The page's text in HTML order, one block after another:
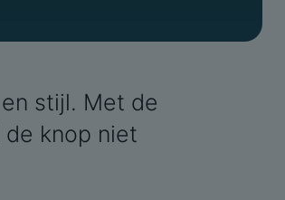
stijl. Met de
knop niet